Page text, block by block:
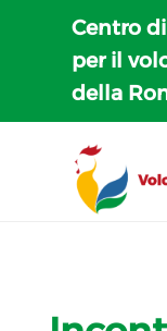
Centro
per il
della